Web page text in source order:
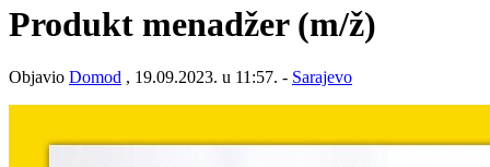
Produkt menadžer (m/ž)
Objavio Domod , 19.09.2023. u 11:57. - Sarajevo